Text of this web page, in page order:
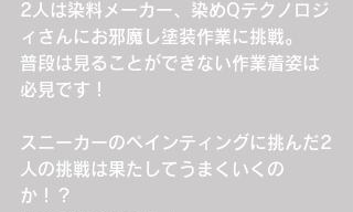
2人は染料メーカー、染めQテクノロジ
ィさんにお邪魔し塗装作業に挑戦。
普段は見ることができない作業着姿は
必見です！
スニーカーのペインティングに挑んだ2
人の挑戦は果たしてうまくいくの
か！？